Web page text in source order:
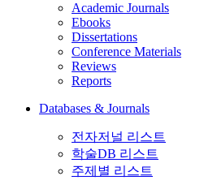
Academic Journals
Ebooks
Dissertations
Conference Materials
Reviews
Reports
Databases & Journals
전자저널 리스트
학술DB 리스트
주제별 리스트